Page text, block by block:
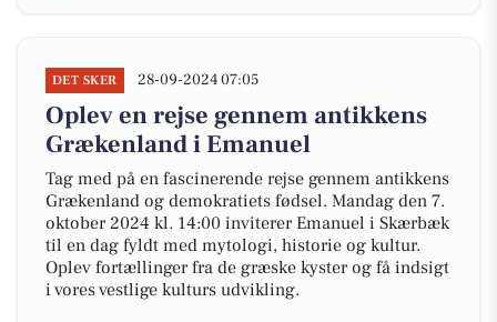
DET SKER 28-09-2024 07:05
Oplev en rejse gennem antikkens
Grækenland i Emanuel
Tag med på en fascinerende rejse gennem antikkens
Grækenland og demokratiets fødsel. Mandag den 7.
oktober 2024 kl. 14:00 inviterer Emanuel i Skærbæk
til en dag fyldt med mytologi, historie og kultur.
Oplev fortællinger fra de græske kyster og få indsigt
i vores vestlige kulturs udvikling.